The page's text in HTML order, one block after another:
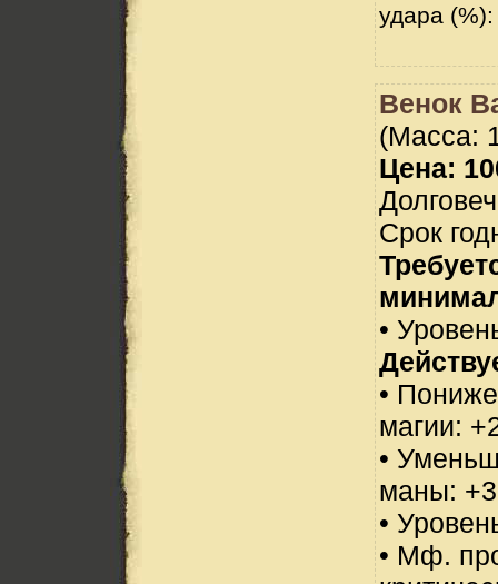
удара
Венок
(Масса:
Цена:
Срок
•
•
магии:
•
маны: +3
•
• Мф.